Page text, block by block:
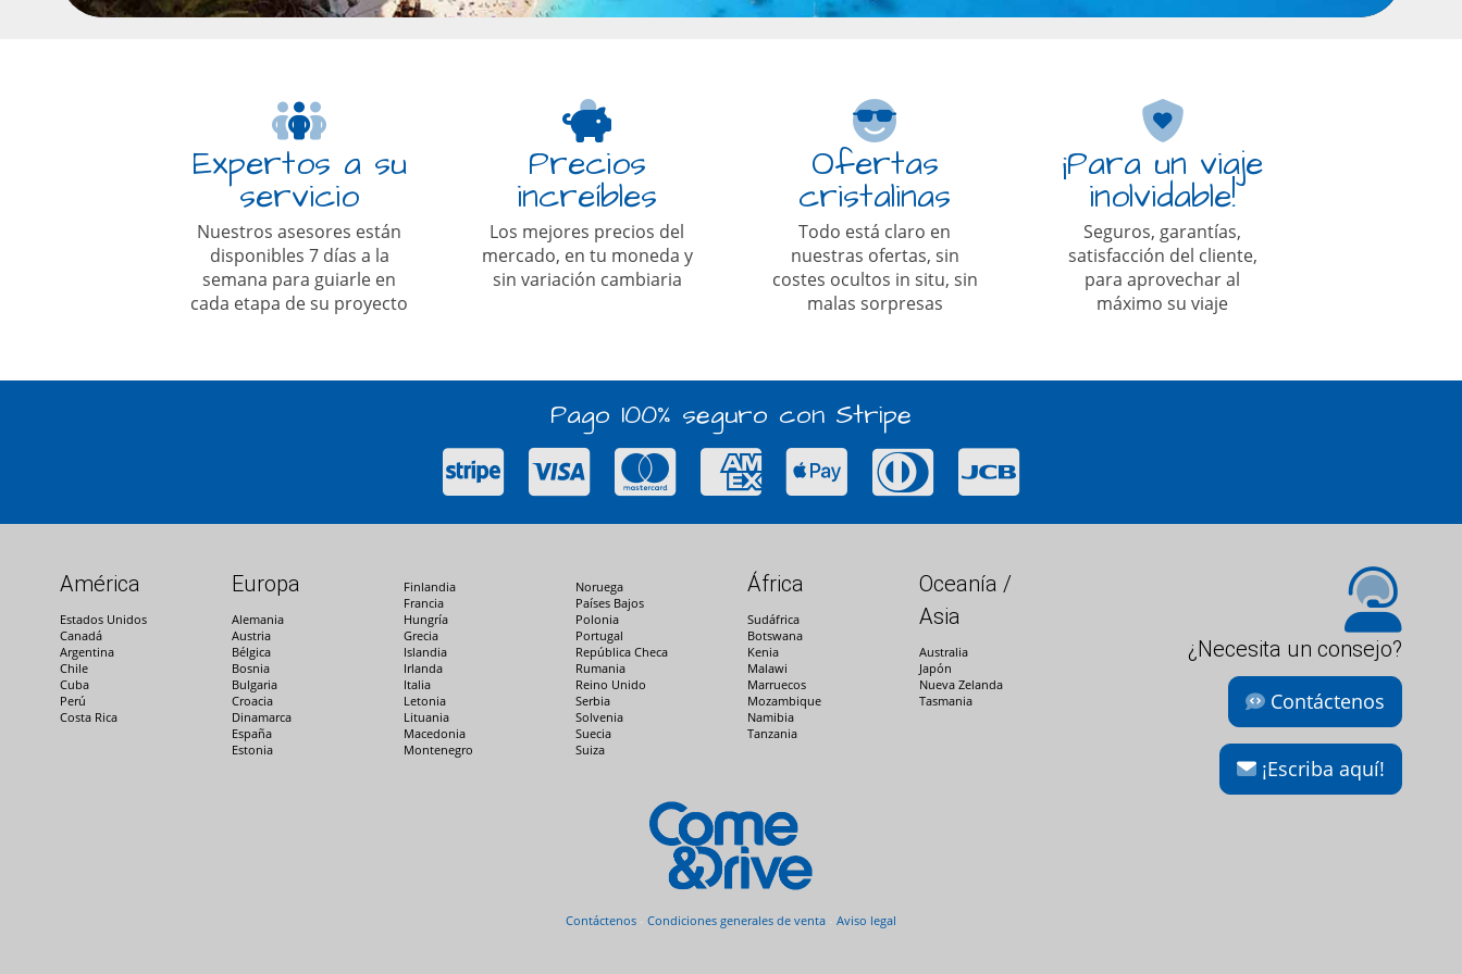
Expertos a su
servicio
Nuestros asesores están
disponibles 7 días a la
semana para guiarle en
cada etapa de su proyecto
Precios
increíbles
Los mejores precios del
mercado, en tu moneda y
sin variación cambiaria
Ofertas
cristalinas
Todo está claro en
nuestras ofertas, sin
costes ocultos in situ, sin
malas sorpresas
¡Para un viaje
inolvidable!
Seguros, garantías,
satisfacción del cliente,
para aprovechar al
máximo su viaje
Pago 100% seguro con Stripe
América
Estados Unidos
Canadá
Argentina
Chile
Cuba
Perú
Costa Rica
Europa
Alemania
Austria
Bélgica
Bosnia
Bulgaria
Croacia
Dinamarca
España
Estonia
Finlandia
Francia
Hungría
Grecia
Islandia
Irlanda
Italia
Letonia
Lituania
Macedonia
Montenegro
Noruega
Países Bajos
Polonia
Portugal
República Checa
Rumania
Reino Unido
Serbia
Solvenia
Suecia
Suiza
África
Sudáfrica
Botswana
Kenia
Malawi
Marruecos
Mozambique
Namibia
Tanzania
Oceanía /
Asia
Australia
Japón
Nueva Zelanda
Tasmania
¿Necesita un consejo?
Contáctenos
¡Escriba aquí!
Contáctenos- Condiciones generales de venta- Aviso legal